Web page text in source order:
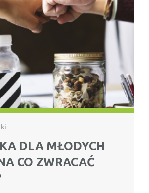
DLA MŁODYCH
CO ZWRACAĆ